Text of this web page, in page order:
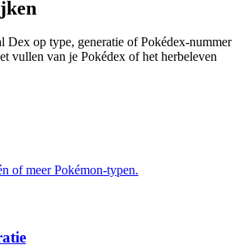
Dex op type, generatie of Pokédex-nummer
vullen van je Pokédex of het herbeleven
of meer Pokémon-typen.